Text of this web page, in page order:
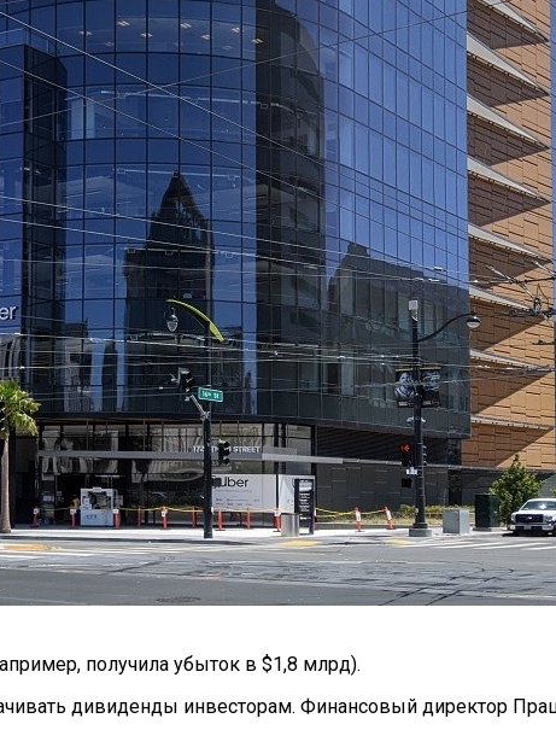
Города
И Как Подготовиться К Ним Сегодня
И Концентрации
И Женщин
получила убыток в $1,8 млрд).
дивиденды инвесторам. Финансовый директор